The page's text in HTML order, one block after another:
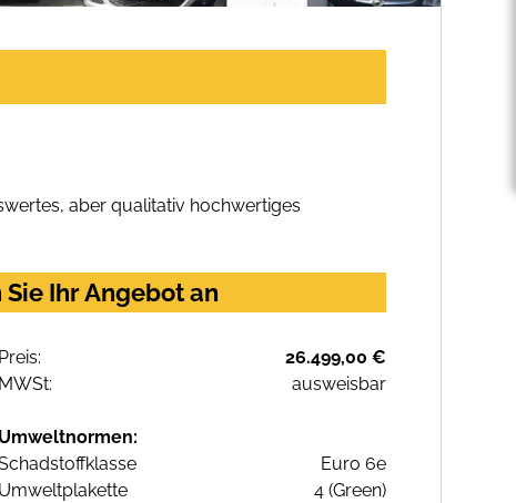
aber qualitativ hochwertiges
Ihr Angebot an
Preis:
26.499,00 €
MWSt:
ausweisbar
Umweltnormen:
Euro 6e
Umweltplakette
4 (Green)